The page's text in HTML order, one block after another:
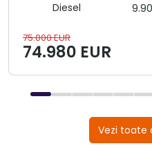
Diesel
75.000 EUR
74.980 EUR
Vezi toate